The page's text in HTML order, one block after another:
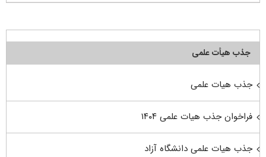
جذب هیأت علمی
جذب هیات علمی
فراخوان جذب هیات علمی ۱۴۰۴
جذب هیات علمی دانشگاه آزاد